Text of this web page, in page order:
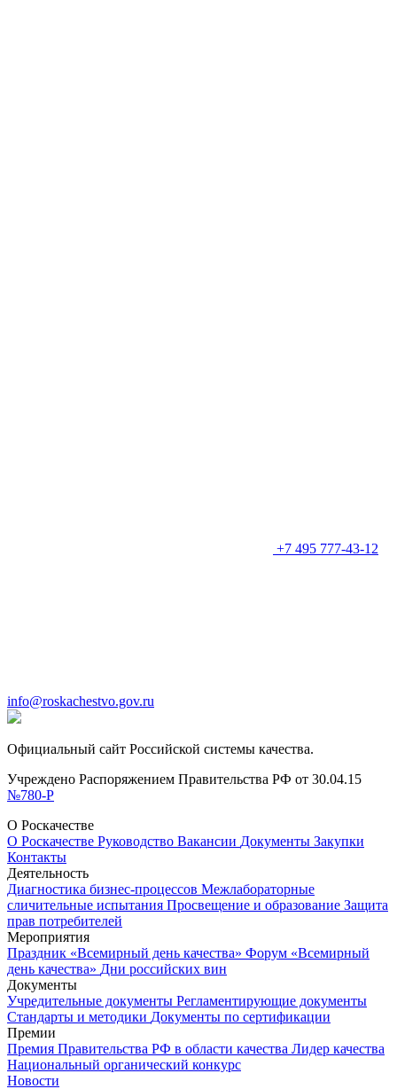
+7 495 777-43-12
info@roskachestvo.gov.ru
Официальный сайт Российской системы качества.
Учреждено Распоряжением Правительства РФ от 30.04.15
№780-Р
О Роскачестве
О Роскачестве Руководство Вакансии Документы Закупки
Контакты
Деятельность
Диагностика бизнес-процессов Межлабораторные
сличительные испытания Просвещение и образование Защита
прав потребителей
Мероприятия
Праздник «Всемирный день качества» Форум «Всемирный
день качества» Дни российских вин
Документы
Учредительные документы Регламентирующие документы
Стандарты и методики Документы по сертификации
Премии
Премия Правительства РФ в области качества Лидер качества
Национальный органический конкурс
Новости